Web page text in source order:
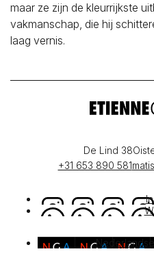
maar ze zijn de kleurrijkste
vakmanschap, die hij
laag vernis.
De Lind 38
+31 653 890 581